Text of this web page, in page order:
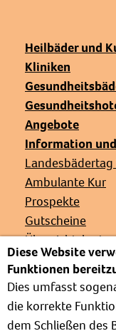
Heilbäder und
Kliniken
Angebote
Information
Ambulante Kur
Prospekte
Gutscheine
Übersichtskarte
Veranstaltungen
Presse
Links
Partnerverbände
Diese Website
Funktionen
Dies umfasst
die korrekte
dem Schließen des